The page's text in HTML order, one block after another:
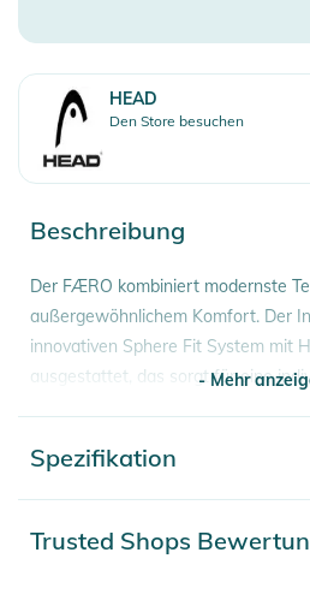
HEAD
Den Store besuchen
Beschreibung
Der FÆRO kombiniert modernste
außergewöhnlichem Komfort. Der
innovativen Sphere Fit System mit
ausgestattet, das sorgt für eine
die thermische Belüftung für eine
sorgt.
Eigenschaften:
- Mehr
Spezifikation
Trusted Shops